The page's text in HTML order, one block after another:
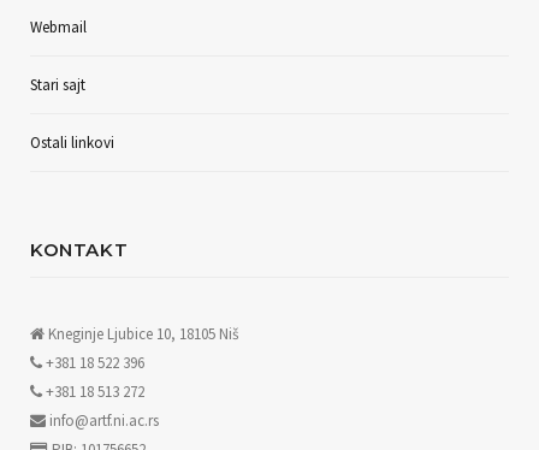
Webmail
Stari sajt
Ostali linkovi
KONTAKT
Kneginje Ljubice 10, 18105 Niš
+381 18 522 396
+381 18 513 272
info@artf.ni.ac.rs